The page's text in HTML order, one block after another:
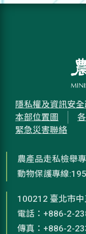
隱私權及資訊安
本部位置圖
緊急災害聯絡
農產品走私檢舉
動物保護專線
100212 臺北市
電話：+886-2-
傳真：+886-2-